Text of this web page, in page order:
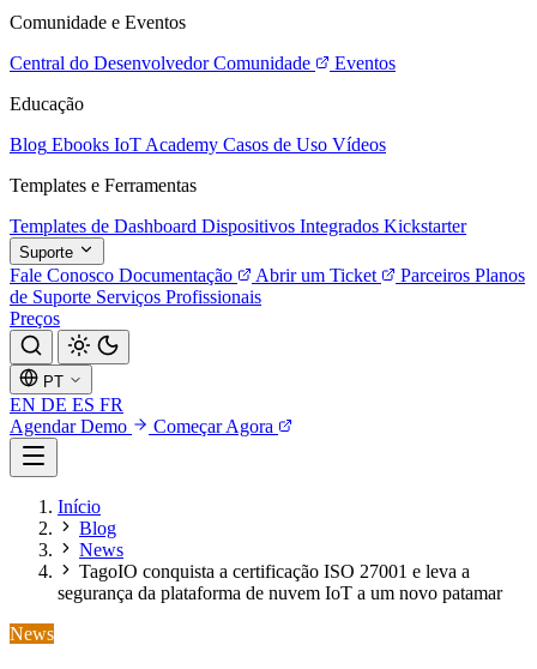
Comunidade e Eventos
Central do Desenvolvedor Comunidade
Eventos
Educação
Blog Ebooks IoT Academy Casos de Uso Vídeos
Templates e Ferramentas
Templates de Dashboard Dispositivos Integrados Kickstarter
Suporte
Fale Conosco Documentação Abrir um Ticket Parceiros Planos
de Suporte Serviços Profissionais
Preços
PT
EN DE ES FR
Agendar Demo
Começar Agora
Início
Blog
News
TagoIO conquista a certificação ISO 27001 e leva a
segurança da plataforma de nuvem IoT a um novo patamar
News